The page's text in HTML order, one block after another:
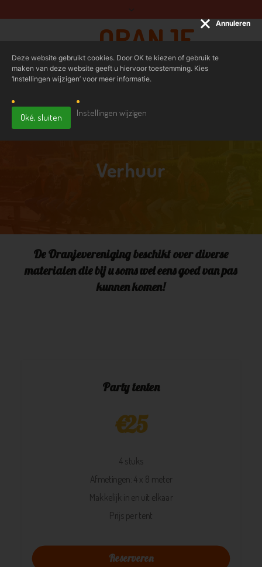
ORANJE
BOVEN
Verhuur
De Oranjevereniging beschikt over diverse
materialen die bij u soms wel eens goed van pas
kunnen komen!
Party tenten
€25
4 stuks
Afmetingen: 4 x 8 meter
Makkelijk in en uit elkaar
Prijs per tent
Reserveren
Deze website gebruikt cookies. Door OK te kiezen of gebruik te
maken van deze website geeft u hiervoor toestemming. Kies
‘Instellingen wijzigen’ voor meer informatie.
Oké, sluiten Instellingen wijzigen
Annuleren